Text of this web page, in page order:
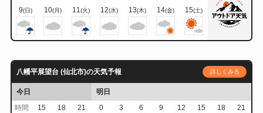
9(日) 10(月) 11(火) 12(水) 13(木) 14(金) 15(土)
八幡平展望台 (仙北市)の天気予報 詳しくみる
今日
明日
時間
15 18 21 0 3 6 9 12 15 18 21